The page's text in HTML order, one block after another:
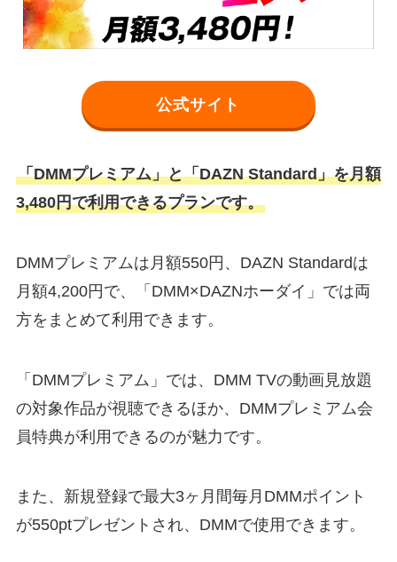
公式サイト
「DMMプレミアム」と「DAZN Standard」を月額
3,480円で利用できるプランです。
DMMプレミアムは月額550円、DAZN Standardは
月額4,200円で、「DMM×DAZNホーダイ」では両
方をまとめて利用できます。
「DMMプレミアム」では、DMM TVの動画見放題
の対象作品が視聴できるほか、DMMプレミアム会
員特典が利用できるのが魅力です。
また、新規登録で最大3ヶ月間毎月DMMポイント
が550ptプレゼントされ、DMMで使用できます。